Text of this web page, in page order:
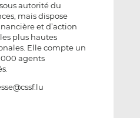
autorité du
mais dispose
et d’action
plus hautes
Elle compte un
agents